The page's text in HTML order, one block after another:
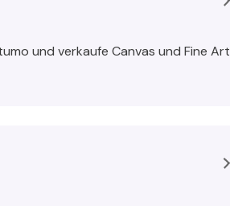
und verkaufe Canvas und Fine Art